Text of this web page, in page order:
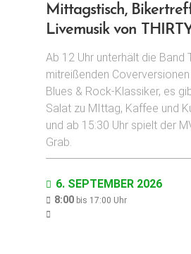
Mittagstisch,
Livemusik von
Ab 12 Uhr unterhält die Band
mitreißenden
Blues & Rock-Klassiker, es
Salat zu MIttag, Kaffee und
und ab 15:30 Uhr spielt der
Grab.
6. SEPTEMBER 2026
8:00 bis 17:00 Uhr